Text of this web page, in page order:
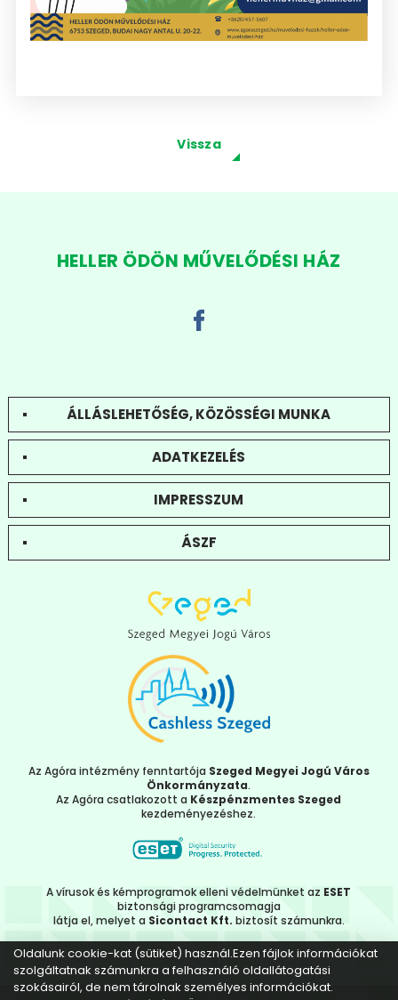
Vissza
Oldalunk cookie-kat (sütiket) használ.Ezen fájlok információkat
szolgáltatnak számunkra a felhasználó oldallátogatási
szokásairól, de nem tárolnak személyes információkat.
HELLER ÖDÖN MŰVELŐDÉSI HÁZ
ÁLLÁSLEHETŐSÉG, KÖZÖSSÉGI MUNKA
ADATKEZELÉS
IMPRESSZUM
ÁSZF
Az Agóra intézmény fenntartója Szeged Megyei Jogú Város
Önkormányzata.
Az Agóra csatlakozott a Készpénzmentes Szeged
kezdeményezéshez.
A vírusok és kémprogramok elleni védelmünket az ESET
biztonsági programcsomagja
látja el, melyet a Sicontact Kft. biztosít számunkra.